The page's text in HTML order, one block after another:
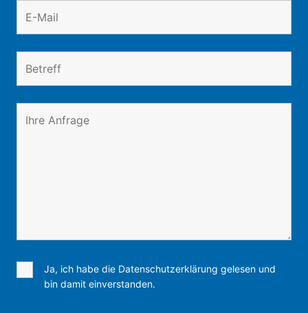
Ja, ich habe die Datenschutzerklärung gelesen und
bin damit einverstanden.